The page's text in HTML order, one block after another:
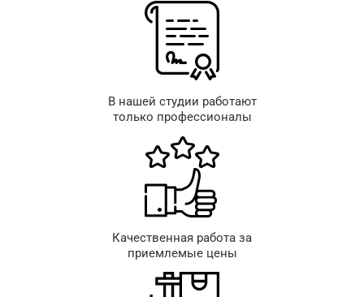
В нашей студии работают
только профессионалы
Качественная работа за
приемлемые цены